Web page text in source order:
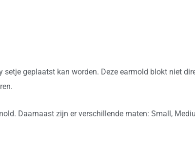
geplaatst kan worden. Deze earmold blokt niet
Daarnaast zijn er verschillende maten: Small,